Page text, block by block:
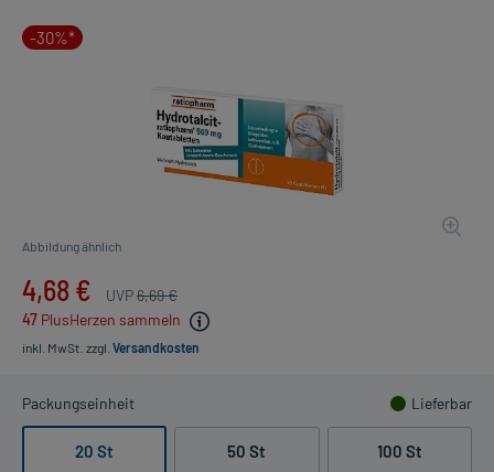
-30%*
Abbildung ähnlich
4,68 € UVP6,69 €
47 PlusHerzen sammeln
inkl. MwSt. zzgl. Versandkosten
Packungseinheit Lieferbar
20 St 50 St 100 St